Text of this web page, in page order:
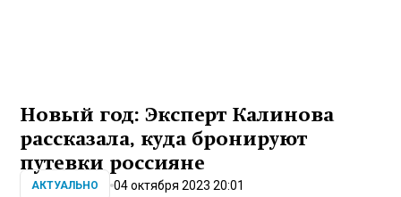
Новый год: Эксперт Калинова
рассказала, куда бронируют
путевки россияне
АКТУАЛЬНО 04 октября 2023 20:01